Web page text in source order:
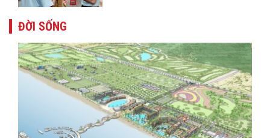
ĐỜI SỐNG